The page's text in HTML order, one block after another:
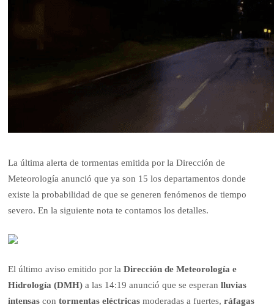
La última alerta de tormentas emitida por la Dirección de
Meteorología anunció que ya son 15 los departamentos donde
existe la probabilidad de que se generen fenómenos de tiempo
severo. En la siguiente nota te contamos los detalles.
El último aviso emitido por laDirección de Meteorología e
Hidrología (DMH) a las 14:19 anunció que se esperan lluvias
intensas contormentas eléctricas moderadas a fuertes,ráfagas